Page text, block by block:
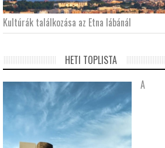
Kultúrák találkozása az Etna lábánál
HETI TOPLISTA
A